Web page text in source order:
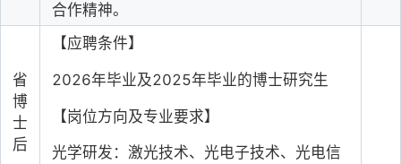
合作精神。
省
博
士
后
【应聘条件】
2026年毕业及2025年毕业的博士研究生
【岗位方向及专业要求】
光学研发：激光技术、光电子技术、光电信